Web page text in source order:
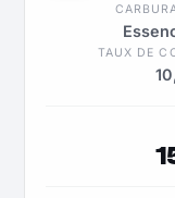
TAUX DE